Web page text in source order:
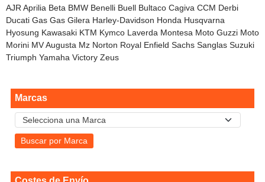
Marcas
AJR Aprilia Beta BMW Benelli Buell Bultaco Cagiva CCM Derbi
Ducati Gas Gas Gilera Harley-Davidson Honda Husqvarna
Hyosung Kawasaki KTM Kymco Laverda Montesa Moto Guzzi Moto
Morini MV Augusta Mz Norton Royal Enfield Sachs Sanglas Suzuki
Triumph Yamaha Victory Zeus